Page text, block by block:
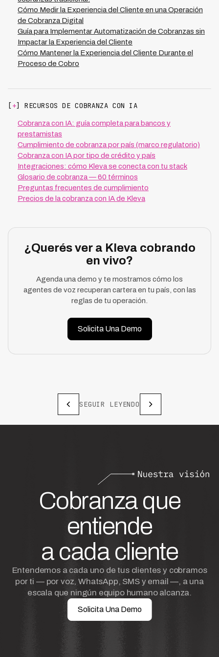
Cómo Medir la Experiencia del Cliente en una Operación
de Cobranza Digital
Guía para Implementar Automatización de Cobranzas sin
Impactar la Experiencia del Cliente
Cómo Mantener la Experiencia del Cliente Durante el
Proceso de Cobro
[+] RECURSOS DE COBRANZA CON IA
Cobranza con IA: guía completa para bancos y
prestamistas
Cumplimiento de cobranza por país (marco regulatorio)
Cobranza con IA por tipo de crédito y país
Integraciones: cómo Kleva se conecta con tu stack
Glosario de cobranza — 60 términos
Preguntas frecuentes de cumplimiento
Precios de la cobranza con IA de Kleva
¿Querés ver a Kleva cobrando
en vivo?
Agenda una demo y te mostramos cómo los
agentes de voz recuperan cartera en tu país, con las
reglas de tu operación.
Solicita Una Demo
SEGUIR LEYENDO
Cobranza que
entiende
a cada cliente
Entendemos a cada uno de tus clientes y cobramos
por ti — por voz, WhatsApp, SMS y email —, a una
escala que ningún equipo humano alcanza.
Solicita Una Demo